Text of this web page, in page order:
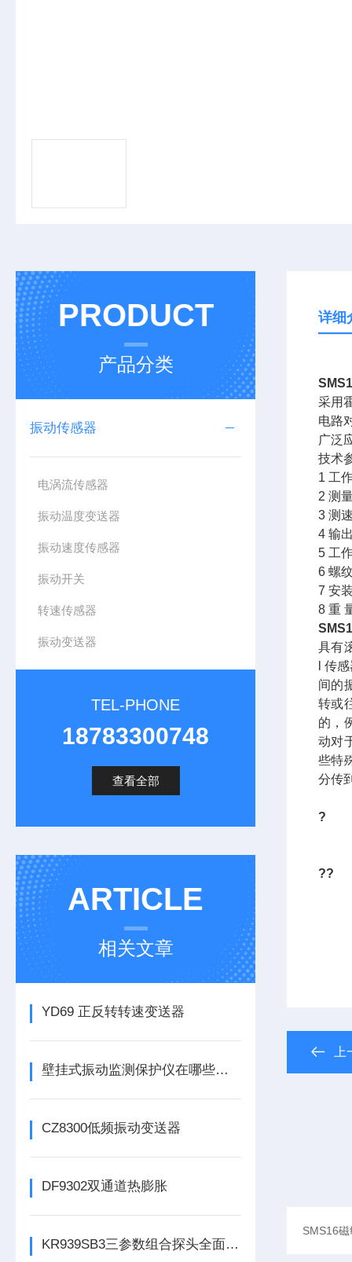
PRODUCT
产品分类
振动传感器
电涡流传感器
振动温度变送器
振动速度传感器
振动开关
转速传感器
振动变送器
TEL-PHONE
18783300748
查看全部
ARTICLE
相关文章
YD69 正反转转速变送器
壁挂式振动监测保护仪在哪些领域有广泛应用？
CZ8300低频振动变送器
DF9302双通道热膨胀
KR939SB3三参数组合探头全面解析
详细
采用
电路
广泛
技术
1 工
2 测
3 测
4 输
5 工
6 螺
7 安
8 重
具有
l 传
间的
转或
的，
动对
些特
分传
?
??